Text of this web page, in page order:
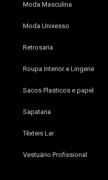
Moda Masculina
Moda Unixesso
Retrosaria
Roupa Interior e Lingerie
Sacos Plasticos e papel
Sapataria
Têxteis Lar
Vestuário Profissional